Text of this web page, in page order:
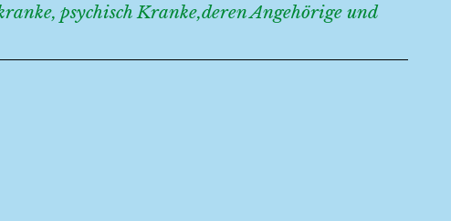
psychisch Kranke,deren Angehörige und